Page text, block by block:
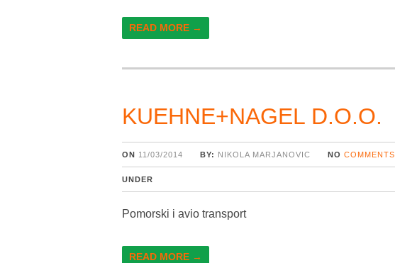
READ MORE →
KUEHNE+NAGEL D.O.O.
ON 11/03/2014 BY: NIKOLA MARJANOVIC NO COMMENTS
UNDER
Pomorski i avio transport
READ MORE →